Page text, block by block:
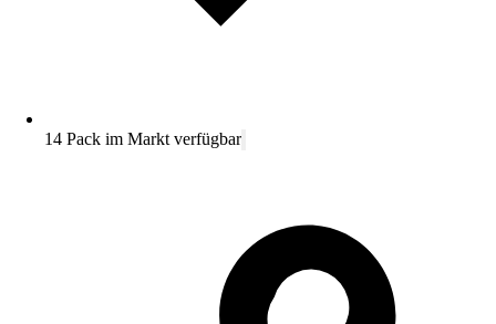
14 Pack im Markt verfügbar